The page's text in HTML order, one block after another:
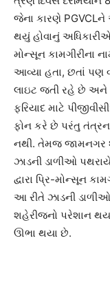
જેના કારણે
થયું હોવાનું
મોન્સૂન કામગીરીના
આવ્યા હતા, છતાં પણ
લાઇટ જતી રહે છે અને
ફરિયાદ માટે
ફોન કરે છે પરંતુ
નથી. તેમજ જામનગર
ઝાડની ડાળીઓ
દ્વારા પ્રિ-મોન્સૂન
આ રીતે ઝાડની
શહેરીજનો પરેશાન
ઊભા થયા છે.